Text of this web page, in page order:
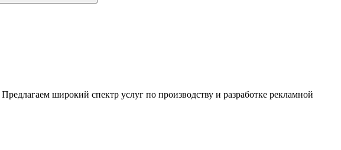
широкий спектр услуг по производству и разработке рекламной